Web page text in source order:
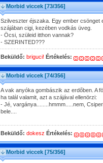
Morbid viccek [73/356]
Szilveszter éjszaka. Egy ember csönget
szájában cigi, kezében vodkás üveg.
- Öcsi, szüleid itthon vannak?
- SZERINTED???
Beküldő: briguci! Értékelés:
Morbid viccek [74/356]
A vak anyóka gombászik az erdőben. A
ha talál valamit, azt a szájával ellenörzi:
- Jé, vargánya........hmmm.....nem,
bele....
Beküldő: dokesz Értékelés:
Morbid viccek [75/356]